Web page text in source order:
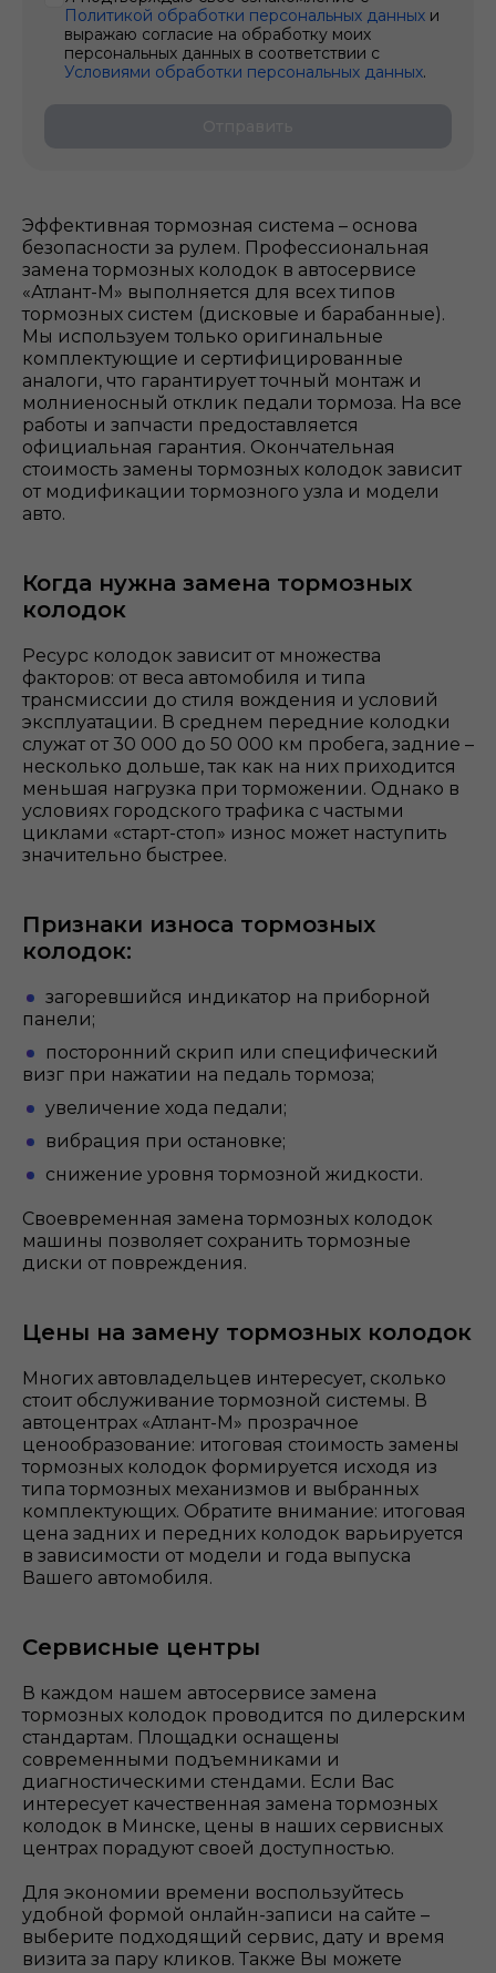
Эффективная тормозная система – основа
безопасности за рулем. Профессиональная
замена тормозных колодок в автосервисе
«Атлант-М» выполняется для всех типов
тормозных систем (дисковые и барабанные).
Мы используем только оригинальные
комплектующие и сертифицированные
аналоги, что гарантирует точный монтаж и
молниеносный отклик педали тормоза. На все
работы и запчасти предоставляется
официальная гарантия. Окончательная
стоимость замены тормозных колодок зависит
от модификации тормозного узла и модели
авто.
Когда нужна замена тормозных
колодок
Ресурс колодок зависит от множества
факторов: от веса автомобиля и типа
трансмиссии до стиля вождения и условий
эксплуатации. В среднем передние колодки
служат от 30 000 до 50 000 км пробега, задние –
несколько дольше, так как на них приходится
меньшая нагрузка при торможении. Однако в
условиях городского трафика с частыми
циклами «старт-стоп» износ может наступить
значительно быстрее.
Признаки износа тормозных
колодок:
загоревшийся индикатор на приборной
панели;
посторонний скрип или специфический
визг при нажатии на педаль тормоза;
увеличение хода педали;
вибрация при остановке;
снижение уровня тормозной жидкости.
Своевременная замена тормозных колодок
машины позволяет сохранить тормозные
диски от повреждения.
Цены на замену тормозных колодок
Многих автовладельцев интересует, сколько
стоит обслуживание тормозной системы. В
автоцентрах «Атлант-М» прозрачное
ценообразование: итоговая стоимость замены
тормозных колодок формируется исходя из
типа тормозных механизмов и выбранных
комплектующих. Обратите внимание: итоговая
цена задних и передних колодок варьируется
в зависимости от модели и года выпуска
Вашего автомобиля.
Сервисные центры
В каждом нашем автосервисе замена
тормозных колодок проводится по дилерским
стандартам. Площадки оснащены
современными подъемниками и
диагностическими стендами. Если Вас
интересует качественная замена тормозных
колодок в Минске, цены в наших сервисных
центрах порадуют своей доступностью.
Для экономии времени воспользуйтесь
удобной формой онлайн-записи на сайте –
выберите подходящий сервис, дату и время
визита за пару кликов. Также Вы можете
Политикой обработки персональных данных и
выражаю согласие на обработку моих
персональных данных в соответствии с
Условиями обработки персональных данных.